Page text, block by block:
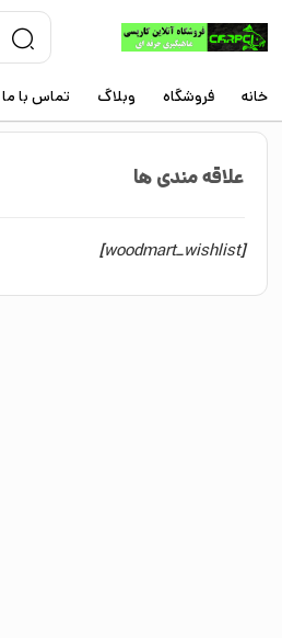
خانه فروشگاه وبلاگ تماس با ما
علاقه مندی ها
[woodmart_wishlist]